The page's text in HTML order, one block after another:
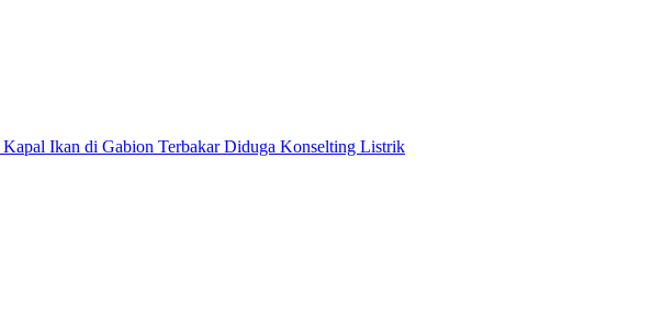
Ikan di Gabion Terbakar Diduga Konselting Listrik